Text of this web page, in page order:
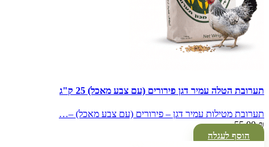
תערובת הטלה עמיר דגן פירורים (עם צבע מאכל) 25 ק"ג
תערובת מטילות עמיר דגן – פירורים (עם צבע מאכל) –…
55.00₪
הוסף לעגלה